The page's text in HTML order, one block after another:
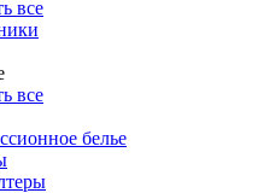
все
все
белье